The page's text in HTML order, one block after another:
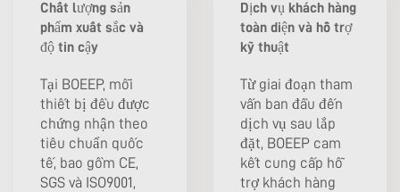
Chất lượng sản
phẩm xuất sắc và
độ tin cậy
Tại BOEEP, mỗi
thiết bị đều được
chứng nhận theo
tiêu chuẩn quốc
tế, bao gồm CE,
SGS và ISO9001,
Dịch vụ khách hàng
toàn diện và hỗ trợ
kỹ thuật
Từ giai đoạn tham
vấn ban đầu đến
dịch vụ sau lắp
đặt, BOEEP cam
kết cung cấp hỗ
trợ khách hàng